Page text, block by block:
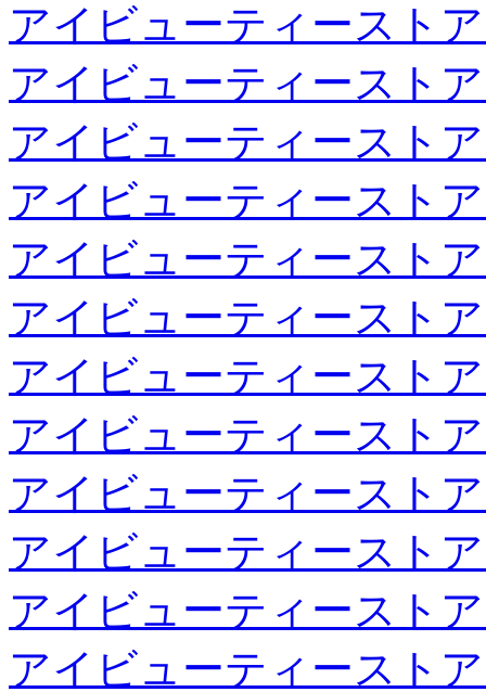
アイビューティースト
アイビューティースト
アイビューティースト
アイビューティースト
アイビューティースト
アイビューティースト
アイビューティースト
アイビューティースト
アイビューティースト
アイビューティースト
アイビューティースト
アイビューティースト